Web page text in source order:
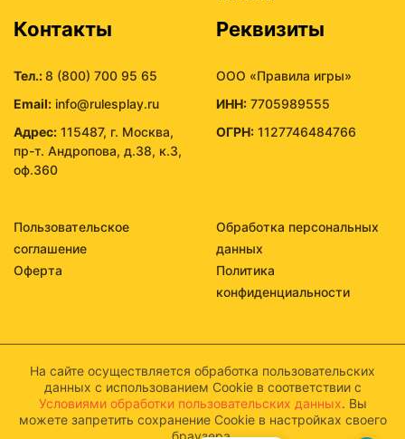
Контакты
Тел.:8 (800) 700 95 65
Email: info@rulesplay.ru
Адрес: 115487, г. Москва,
пр-т. Андропова, д.38, к.3,
оф.360
Реквизиты
ООО «Правила игры»
ИНН: 7705989555
ОГРН: 1127746484766
Пользовательское
соглашение
Обработка персональных
данных
Оферта
Политика
конфиденциальности
На сайте осуществляется обработка пользовательских
данных с использованием Cookie в соответствии с
Условиями обработки пользовательских данных. Вы
можете запретить сохранение Cookie в настройках своего